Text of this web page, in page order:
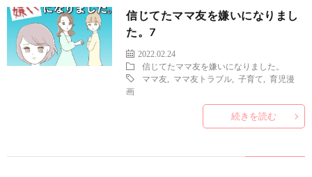
信じてたママ友を嫌いになりまし
た。7
2022.02.24
信じてたママ友を嫌いになりました。
ママ友
ママ友トラブル ,子育て ,育児漫
画
続きを読む